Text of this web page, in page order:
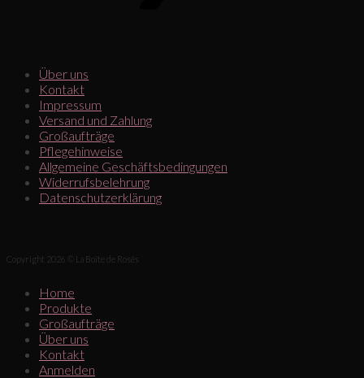
Über uns
Kontakt
Impressum
Versand und Zahlung
Großaufträge
Pflegehinweise
Allgemeine Geschäftsbedingungen
Widerrufsbelehrung
Datenschutzerklärung
Copyright 2026 © La Boîte de Rosês
Home
Produkte
Großaufträge
Über uns
Kontakt
Anmelden